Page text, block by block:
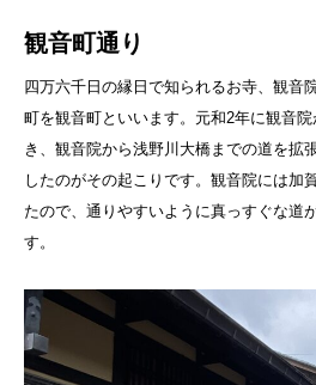
観音町通り
四万六千日の縁日で知られるお寺、観音
町を観音町といいます。元和2年に観音
き、観音院から浅野川大橋までの道を拡
したのがその起こりです。観音院には加
たので、通りやすいように真っすぐな道
す。